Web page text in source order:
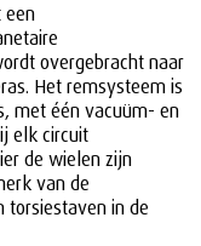
een
overgebracht naar
Het remsysteem is
met één vacuüm- en
elk circuit
de wielen zijn
van de
torsiestaven in de